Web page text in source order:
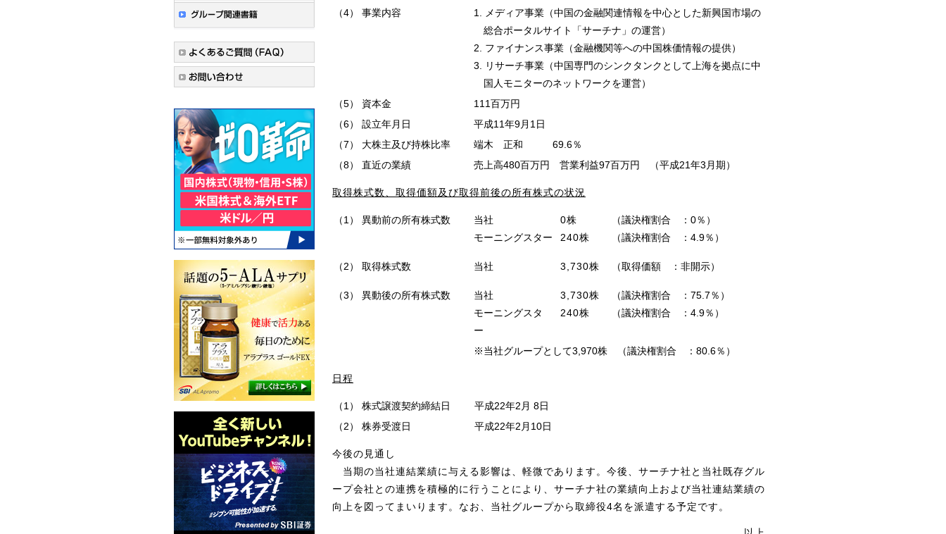
（4）
事業内容
1. メディア事業（中国の金融関連情報を中心とした新興国市場の
総合ポータルサイト「サーチナ」の運営）
2. ファイナンス事業（金融機関等への中国株価情報の提供）
3. リサーチ事業（中国専門のシンクタンクとして上海を拠点に中
国人モニターのネットワークを運営）
（5）
資本金
111百万円
（6）
設立年月日
平成11年9月1日
（7）
大株主及び持株比率
端木 正和 69.6％
（8）
直近の業績 売上高480百万円 営業利益97百万円 （平成21年3月期）
取得株式数、取得価額及び取得前後の所有株式の状況
（1） 異動前の所有株式数
当社
モーニングスター
0株
240株
（議決権割合 ：0％）
（議決権割合 ：4.9％）
（2） 取得株式数 当社 3,730株 （取得価額 ：非開示）
（3） 異動後の所有株式数
当社
モーニングスタ
ー
3,730株
240株
（議決権割合 ：75.7％）
（議決権割合 ：4.9％）
※当社グループとして3,970株 （議決権割合 ：80.6％）
日程
（1） 株式譲渡契約締結日
平成22年2月 8日
（2）
株券受渡日 平成22年2月10日
今後の見通し
当期の当社連結業績に与える影響は、軽微であります。今後、サーチナ社と当社既存グル
ープ会社との連携を積極的に行うことにより、サーチナ社の業績向上および当社連結業績の
向上を図ってまいります。なお、当社グループから取締役4名を派遣する予定です。